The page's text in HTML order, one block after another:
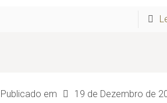
Publicado em 19 de Dezembro de